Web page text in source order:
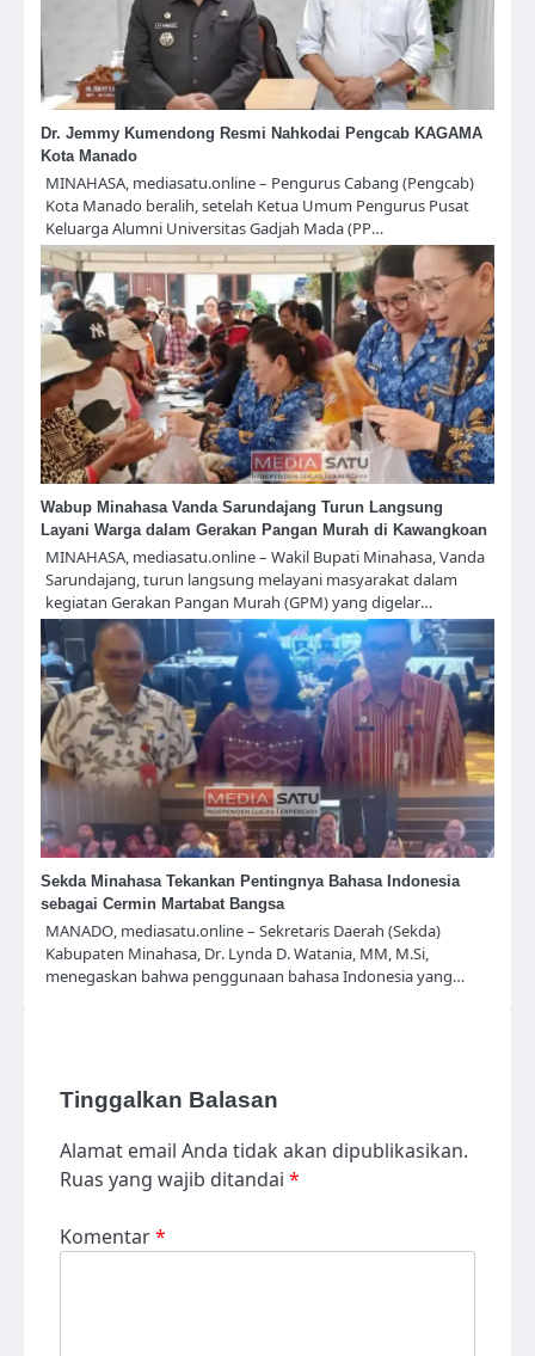
Dr. Jemmy Kumendong Resmi Nahkodai Pengcab KAGAMA
Kota Manado
MINAHASA, mediasatu.online – Pengurus Cabang (Pengcab)
Kota Manado beralih, setelah Ketua Umum Pengurus Pusat
Keluarga Alumni Universitas Gadjah Mada (PP…
Wabup Minahasa Vanda Sarundajang Turun Langsung
Layani Warga dalam Gerakan Pangan Murah di Kawangkoan
MINAHASA, mediasatu.online – Wakil Bupati Minahasa, Vanda
Sarundajang, turun langsung melayani masyarakat dalam
kegiatan Gerakan Pangan Murah (GPM) yang digelar…
Sekda Minahasa Tekankan Pentingnya Bahasa Indonesia
sebagai Cermin Martabat Bangsa
MANADO, mediasatu.online – Sekretaris Daerah (Sekda)
Kabupaten Minahasa, Dr. Lynda D. Watania, MM, M.Si,
menegaskan bahwa penggunaan bahasa Indonesia yang…
Tinggalkan Balasan
Alamat email Anda tidak akan dipublikasikan.
Ruas yang wajib ditandai *
Komentar*